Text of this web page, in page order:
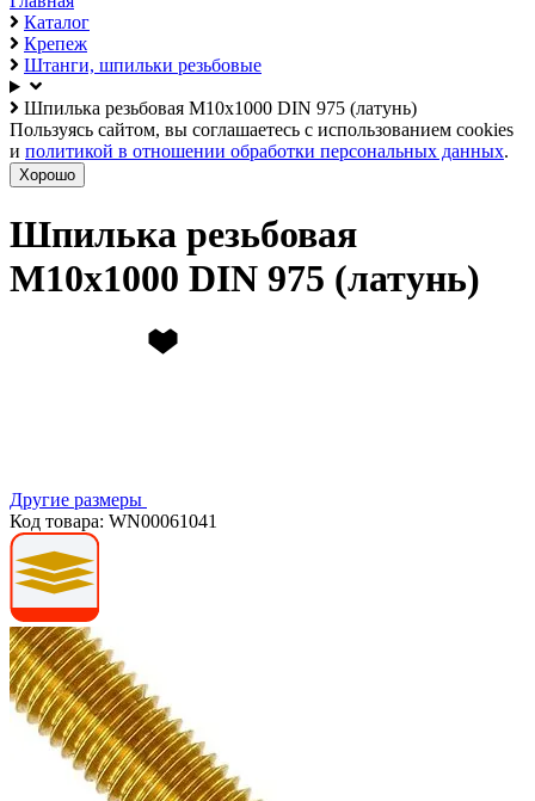
Каталог
Крепеж
Штанги, шпильки резьбовые
Шпилька резьбовая М10х1000 DIN 975 (латунь)
Пользуясь сайтом, вы соглашаетесь с использованием cookies
и политикой в отношении обработки персональных данных.
Хорошо
Шпилька резьбовая
М10х1000 DIN 975 (латунь)
Другие размеры
Код товара: WN00061041